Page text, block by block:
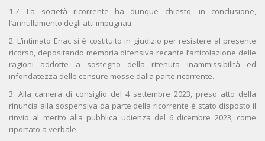
1.7. La società ricorrente ha dunque chiesto, in conclusione,
l’annullamento degli atti impugnati.
2. L’intimato Enac si è costituito in giudizio per resistere al presente
ricorso, depositando memoria difensiva recante l’articolazione delle
ragioni addotte a sostegno della ritenuta inammissibilità ed
infondatezza delle censure mosse dalla parte ricorrente.
3. Alla camera di consiglio del 4 settembre 2023, preso atto della
rinuncia alla sospensiva da parte della ricorrente è stato disposto il
rinvio al merito alla pubblica udienza del 6 dicembre 2023, come
riportato a verbale.